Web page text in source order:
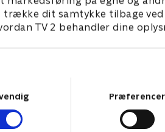
trække dit samtykke tilbage ved
TV 2 behandler dine
Præferencer